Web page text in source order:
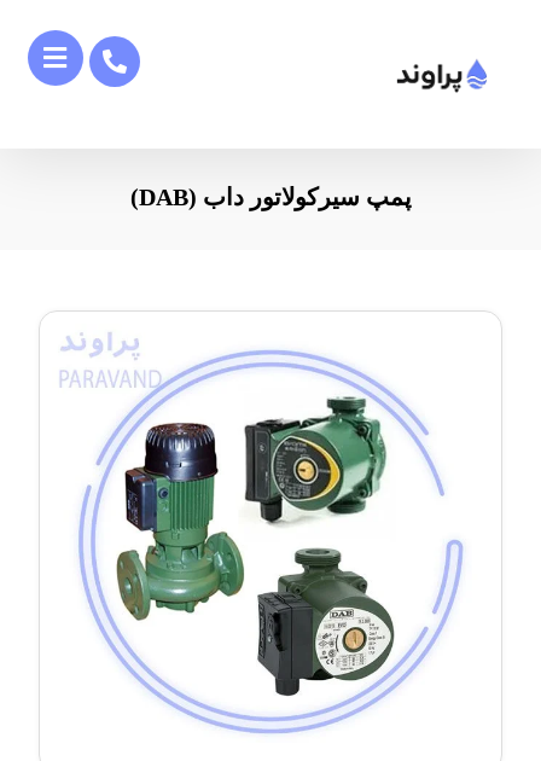
پمپ سیرکولاتور داب (DAB)